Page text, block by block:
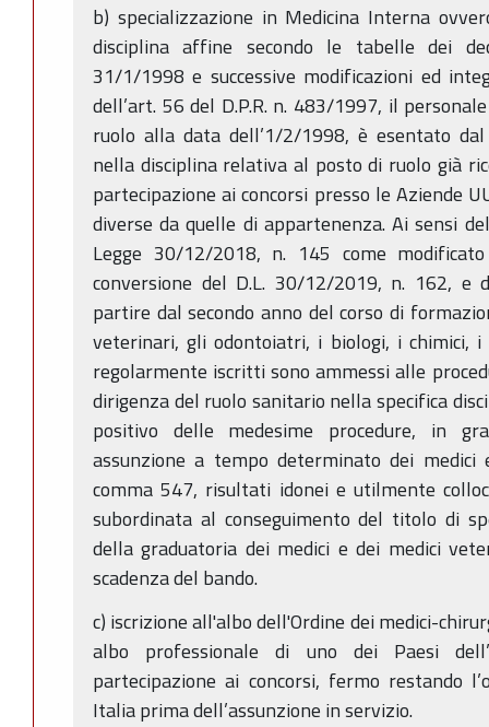
b) specializzazione in Medicina Interna
disciplina affine secondo le tabelle dei
31/1/1998 e successive modificazioni ed
dell’art. 56 del D.P.R. n. 483/1997, il
ruolo alla data dell’1/2/1998, è esentato
nella disciplina relativa al posto di ruolo già
partecipazione ai concorsi presso le Aziende
diverse da quelle di appartenenza. Ai sensi
Legge 30/12/2018, n. 145 come
conversione del D.L. 30/12/2019, n. 162,
partire dal secondo anno del corso di
veterinari, gli odontoiatri, i biologi, i chimici,
regolarmente iscritti sono ammessi alle
dirigenza del ruolo sanitario nella specifica
positivo delle medesime procedure, in
assunzione a tempo determinato dei
comma 547, risultati idonei e utilmente
subordinata al conseguimento del titolo di
della graduatoria dei medici e dei medici
scadenza del bando.
c) iscrizione all'albo dell'Ordine dei medici-
albo professionale di uno dei Paesi
partecipazione ai concorsi, fermo restando
Italia prima dell’assunzione in servizio.